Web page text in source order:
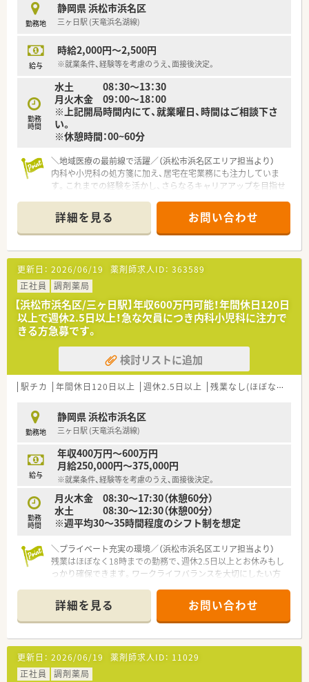
勤務地
静岡県 浜松市浜名区
三ヶ日駅 (天竜浜名湖線)
給与
時給2,000円～2,500円
※就業条件、経験等を考慮のうえ、面接後決定。
勤務
時間
水土 08：30～13：30
月火木金 09：00～18：00
※上記開局時間内にて、就業曜日、時間はご相談下さ
い。
※休憩時間：00~60分
＼地域医療の最前線で活躍／（浜松市浜名区エリア担当より）
内科や小児科の処方箋に加え、居宅在宅業務にも注力していま
す。これまでの経験を活かし、さらなるキャリアアップを目指せ
【店舗情報と応需状況について】
■最寄り駅である三ヶ日駅から徒歩5分という好立地にあり、無
料駐車場も完備しているため車通勤も快適です。
■1日の処方箋応需枚数は50枚程度で、主に近隣医療機関からの
内科や小児科の処方箋を応需しています。
■外来調剤だけでなく居宅での在宅業務にも注力しており、地域
に密着した医療の提供を行っている店舗です。
【法人特徴について】
■東京都内を中心に複数の店舗を展開している調剤チェーンで
あり、安定した経営基盤を持続している法人です。
■都心部ではドミナント展開を主流としており、各店舗間の連携
を強化することで質の高い医療を提供しています。
■地域医療機関との密な連携を大切にし、患者様の多様なニーズ
【職場環境と雰囲気】
■休憩室がしっかりと完備されており、業務の合間にはスタッフ
がリラックスして休息を取ることができる環境です。
■社内イベントなども開催されており、従業員同士のコミュニケ
ーションが活発で風通しの良い明るい職場となります。
■白衣や調剤印の貸与があり、入社時の自己負担が少なくスムー
ズに業務を開始できるようなサポートが整っています。
【こんな方が活躍中】
ながらも、新しい知識の習得に貪欲な方が活躍中です。
■患者様やご家族とのコミュニケーションを大切にし、在宅医療
の現場でも思いやりのある対応ができる方が輝いています。
て業務に取り組み、効率よく成果を上げている方々です。
詳細を見る お問い合わせ
更新日： 2026/06/19 薬剤師求人ID： 363589
正社員
調剤薬局
【浜松市浜名区/三ヶ日駅】年収600万円可能！年間休日120日
以上で週休2.5日以上！急な欠員につき内科小児科に注力で
きる方急募です。
検討リストに追加
駅チカ 年間休日120日以上 週休2.5日以上 残業なし(ほぼなし含む)
勤務地
静岡県 浜松市浜名区
三ヶ日駅 (天竜浜名湖線)
給与
年収400万円～600万円
月給250,000円～375,000円
※就業条件、経験等を考慮のうえ、面接後決定。
勤務
時間
月火木金 08:30～17:30（休憩60分）
水土 08:30～12:30（休憩00分）
※週平均30～35時間程度のシフト制を想定
＼プライベート充実の環境／（浜松市浜名区エリア担当より）
残業はほぼなく18時までの勤務で、週休2.5日以上とお休みもし
っかり確保できます。ワークライフバランスを大切にしたい方
【店舗情報と応需状況について】
■最寄り駅である三ヶ日駅から徒歩5分という好立地にあり、無
料駐車場も完備しているため車通勤も快適です。
■1日の処方箋応需枚数は50枚程度で、主に近隣医療機関からの
内科や小児科の処方箋を応需しています。
■外来調剤だけでなく居宅での在宅業務にも注力しており、地域
詳細を見る お問い合わせ
更新日： 2026/06/19 薬剤師求人ID： 11029
正社員
調剤薬局